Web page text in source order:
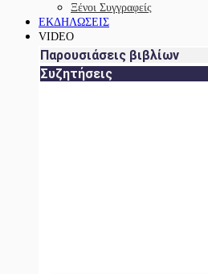
Ξένοι Συγγραφείς
ΕΚΔΗΛΩΣΕΙΣ
VIDEO
Παρουσιάσεις βιβλίων
Συζητήσεις